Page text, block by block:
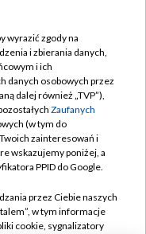
wyrazić zgody na
i zbierania danych,
i ich
danych osobowych przez
dalej również „TVP”),
Zaufanych
(w tym do
zainteresowań i
wskazujemy poniżej, a
PPID do Google.
przez Ciebie naszych
w tym informacje
cookie, sygnalizatory